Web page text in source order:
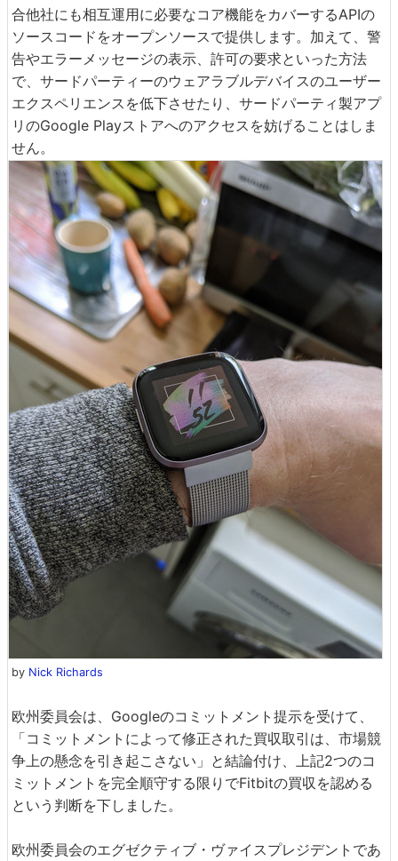
合他社にも相互運用に必要なコア機能をカバーするAPIの
ソースコードをオープンソースで提供します。加えて、警
告やエラーメッセージの表示、許可の要求といった方法
で、サードパーティーのウェアラブルデバイスのユーザー
エクスペリエンスを低下させたり、サードパーティ製アプ
リのGoogle Playストアへのアクセスを妨げることはしま
せん。
by Nick Richards
欧州委員会は、Googleのコミットメント提示を受けて、
「コミットメントによって修正された買収取引は、市場競
争上の懸念を引き起こさない」と結論付け、上記2つのコ
ミットメントを完全順守する限りでFitbitの買収を認める
という判断を下しました。
欧州委員会のエグゼクティブ・ヴァイスプレジデントであ